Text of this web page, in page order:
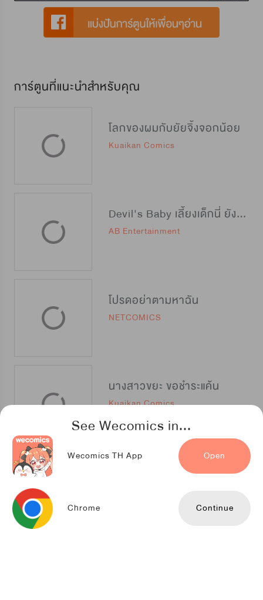
See Wecomics in...
Wecomics TH App Open
Chrome Continue
การ์ตูนที่แนะนำสำหรับคุณ
โลกของผมกับยัยจิ้งจอกน้อย
Kuaikan Comics
Devil's Baby เลี้ยงเด็กนี่ ยังไงดีนะ?
AB Entertainment
โปรดอย่าตามหาฉัน
NETCOMICS
นางสาวขยะ ขอชำระแค้น
Kuaikan Comics
อ้อมกอดแรกของท่านอ๋อง